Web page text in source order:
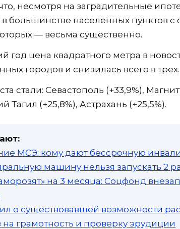
несмотря на заградительные
большинстве населенных пунктов с
— весьма существенно.
цена квадратного метра в
городов и снизилась всего в трех.
стали: Севастополь (+33,9%),
Тагил (+25,8%), Астрахань (+25,5%).
МСЭ: кому дают бессрочную
машину нельзя запускать 2
на 3 месяца: Соцфонд
о существовавшей возможности
на грамотность и проверку эрудиции